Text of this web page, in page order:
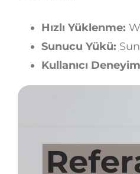
Hızlı Yüklenme:
Sunucu Yükü:
Kullanıcı